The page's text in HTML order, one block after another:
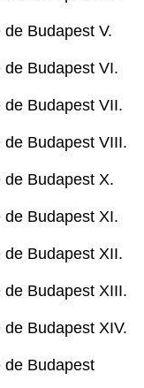
Budapest V.
de Budapest VI.
de Budapest VII.
de Budapest VIII.
de Budapest X.
de Budapest XI.
de Budapest XII.
de Budapest XIII.
Budapest XIV.
de Budapest